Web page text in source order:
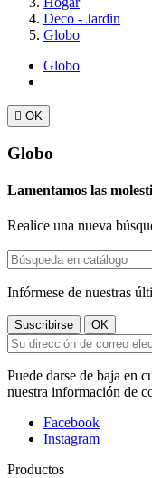
Deco - Jardin
Globo
Globo
 OK
Globo
Lamentamos las
Realice una nueva
Infórmese de nuestras
Puede darse de baja en
nuestra información de
Facebook
Instagram
Productos